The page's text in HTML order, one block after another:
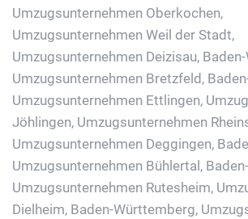
Umzugsunternehmen Oberkochen,
Umzugsunternehmen Weil der Stadt,
Umzugsunternehmen Deizisau,
Umzugsunternehmen Bretzfeld,
Umzugsunternehmen Ettlingen,
Jöhlingen, Umzugsunternehmen
Umzugsunternehmen Deggingen,
Umzugsunternehmen Bühlertal,
Umzugsunternehmen Rutesheim,
Dielheim, Baden-Württemberg,